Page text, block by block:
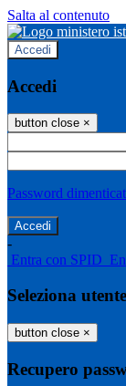
Salta al contenuto
Accedi
Accedi
button close ×
Password
-
Entra con SPID
Seleziona utente
button close ×
Recupero